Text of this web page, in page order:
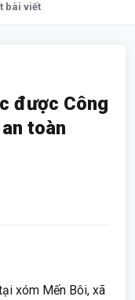
bài viết
được Công
toàn
xóm Mến Bôi, xã